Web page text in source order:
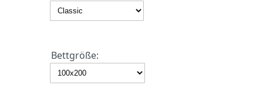
Bettgröße: